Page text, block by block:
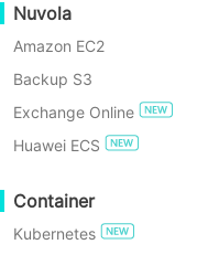
Backup nel Cloud
Conformità GDPR
Nuvola
Amazon EC2
Backup S3
Exchange Online
Huawei ECS
Container
Kubernetes
fronte alla
alle richieste
il
protezione